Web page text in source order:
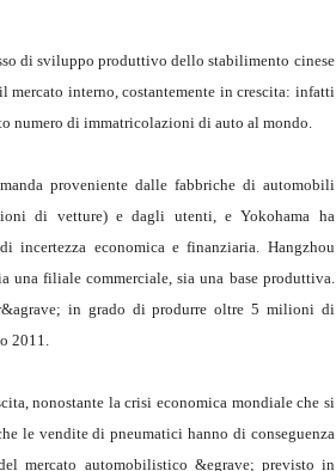
di sviluppo produttivo dello stabilimento cinese
interno, costantemente in crescita: infatti
numero di immatricolazioni di auto al mondo.
proveniente dalle fabbriche di automobili
di vetture) e dagli utenti, e Yokohama ha
incertezza economica e finanziaria. Hangzhou
una filiale commerciale, sia una base produttiva.
in grado di produrre oltre 5 milioni di
2011.
nonostante la crisi economica mondiale che si
le vendite di pneumatici hanno di conseguenza
mercato automobilistico &egrave; previsto in